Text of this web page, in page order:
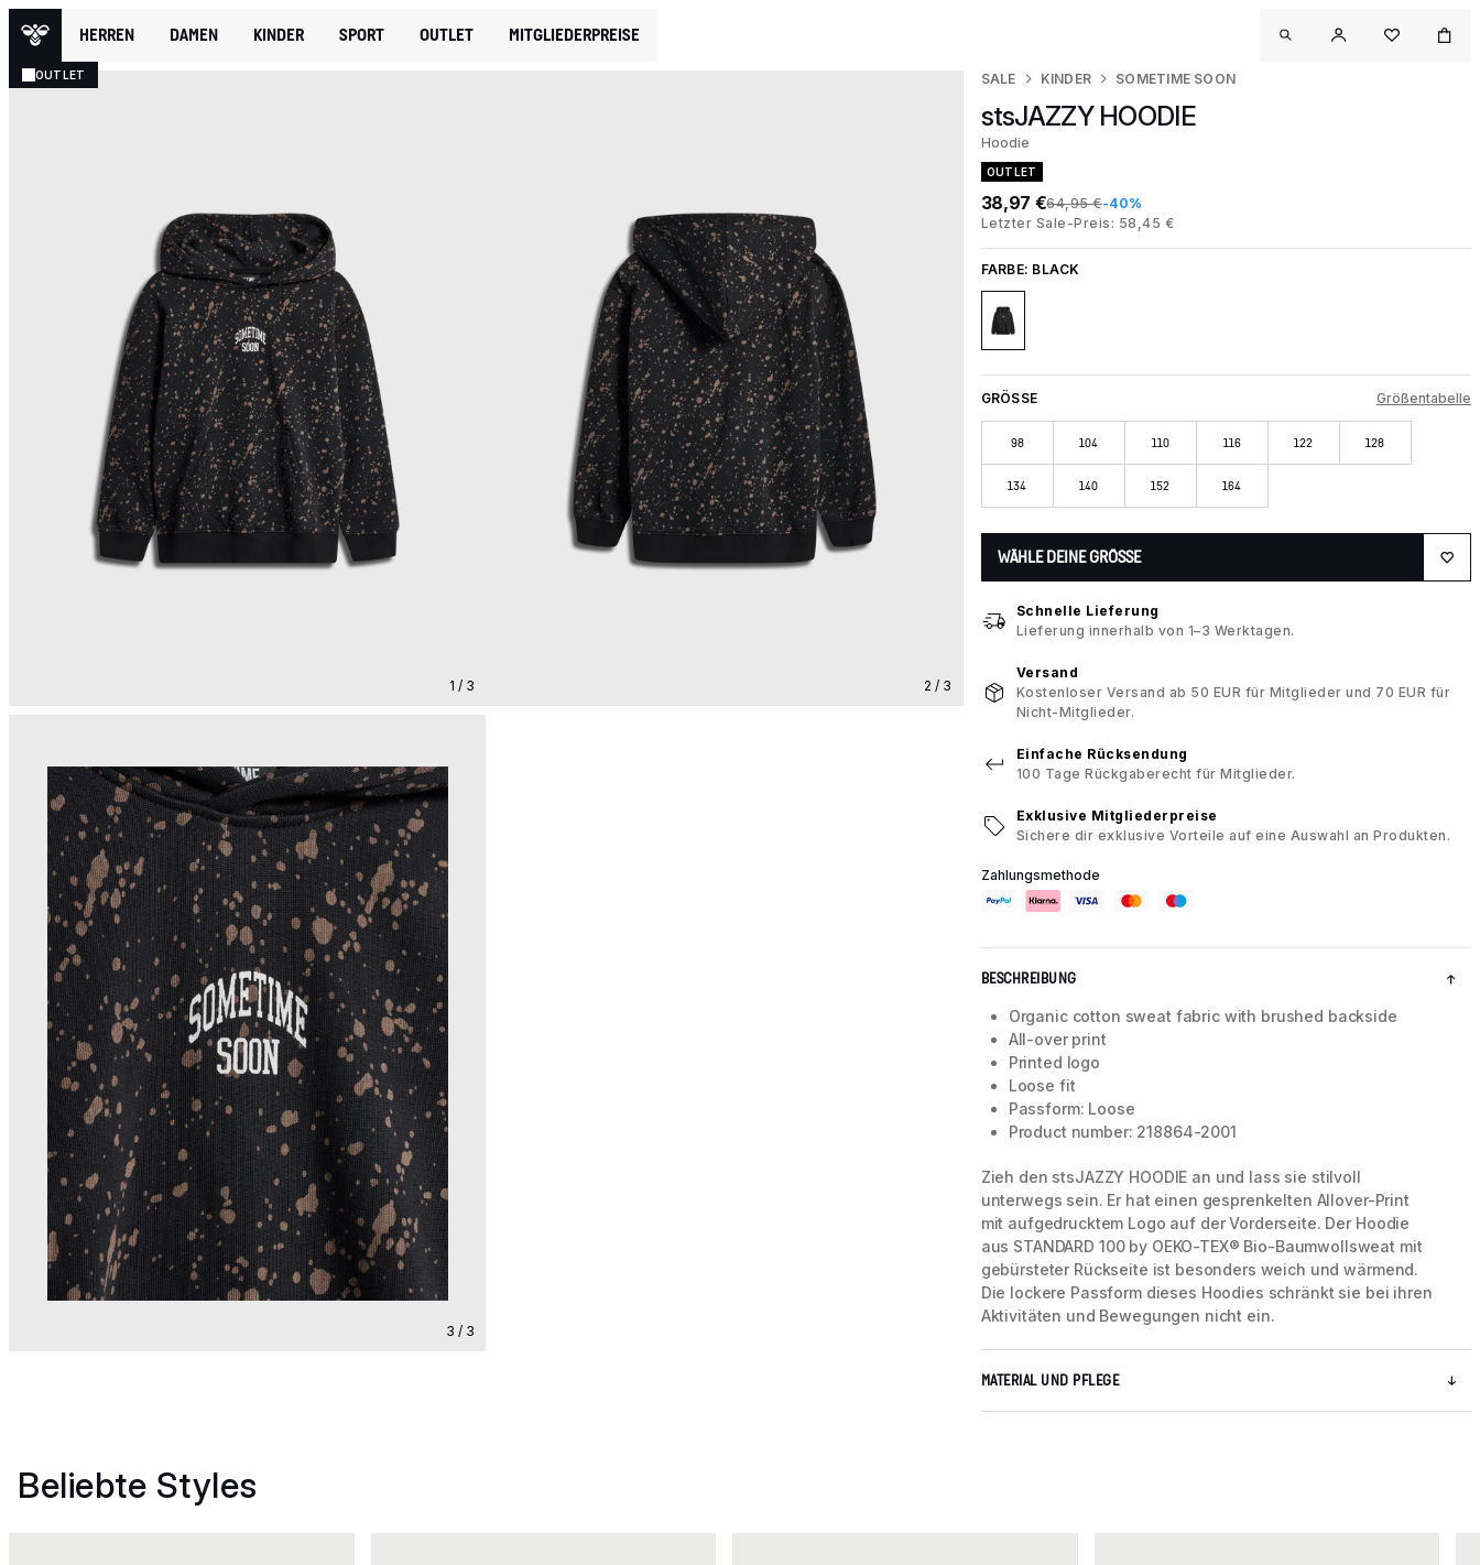
HERREN DAMEN KINDER SPORT OUTLET MITGLIEDERPREISE
OUTLET
1 / 3 2 / 3
3 / 3
SALE KINDER SOMETIME SOON
stsJAZZY HOODIE
Hoodie
OUTLET
38,97 €64,95 €-40%
Letzter Sale-Preis: 58,45 €
FARBE: BLACK
GRÖSSE Größentabelle
98 104 110 116 122 128
134 140 152 164
WÄHLE DEINE GRÖSSE
Schnelle Lieferung
Lieferung innerhalb von 1–3 Werktagen.
Versand
Kostenloser Versand ab 50 EUR für Mitglieder und 70 EUR für
Nicht-Mitglieder.
Einfache Rücksendung
100 Tage Rückgaberecht für Mitglieder.
Exklusive Mitgliederpreise
Sichere dir exklusive Vorteile auf eine Auswahl an Produkten.
Zahlungsmethode
BESCHREIBUNG
Organic cotton sweat fabric with brushed backside
All-over print
Printed logo
Loose fit
Passform: Loose
Product number: 218864-2001
Zieh den stsJAZZY HOODIE an und lass sie stilvoll
unterwegs sein. Er hat einen gesprenkelten Allover-Print
mit aufgedrucktem Logo auf der Vorderseite. Der Hoodie
aus STANDARD 100 by OEKO-TEX® Bio-Baumwollsweat mit
gebürsteter Rückseite ist besonders weich und wärmend.
Die lockere Passform dieses Hoodies schränkt sie bei ihren
Aktivitäten und Bewegungen nicht ein.
MATERIAL UND PFLEGE
Beliebte Styles